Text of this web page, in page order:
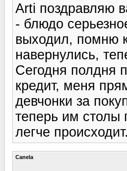
Arti поздравляю
- блюдо
выходил, помню
навернулись,
Сегодня полдня
кредит, меня
девчонки за
теперь им столы
легче происходит.
Canela